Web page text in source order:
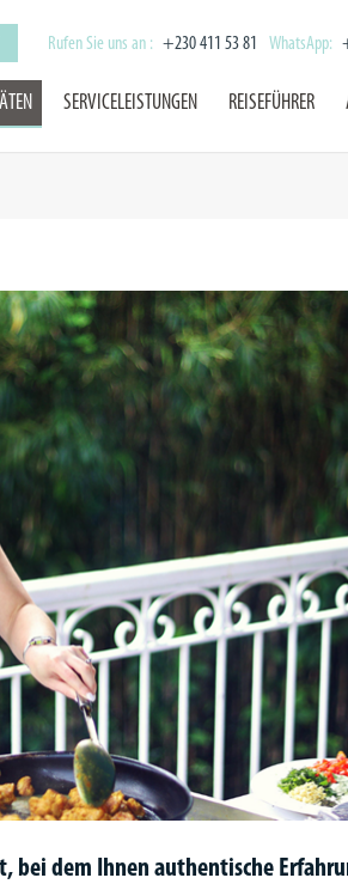
Rufen Sie uns an : +230 411 53 81 WhatsApp:
SERVICELEISTUNGEN REISEFÜHRER
bei dem Ihnen authentische